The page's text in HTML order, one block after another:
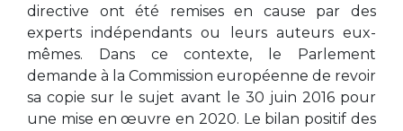
directive ont été remises en cause par des
experts indépendants ou leurs auteurs eux-
mêmes. Dans ce contexte, le Parlement
demande à la Commission européenne de revoir
sa copie sur le sujet avant le 30 juin 2016 pour
une mise en œuvre en 2020. Le bilan positif des